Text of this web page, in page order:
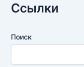
Ссылки
Поиск